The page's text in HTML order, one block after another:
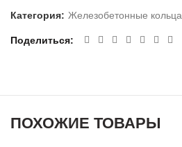
Категория: Железобетонные кольца
Поделиться
ПОХОЖИЕ ТОВАРЫ